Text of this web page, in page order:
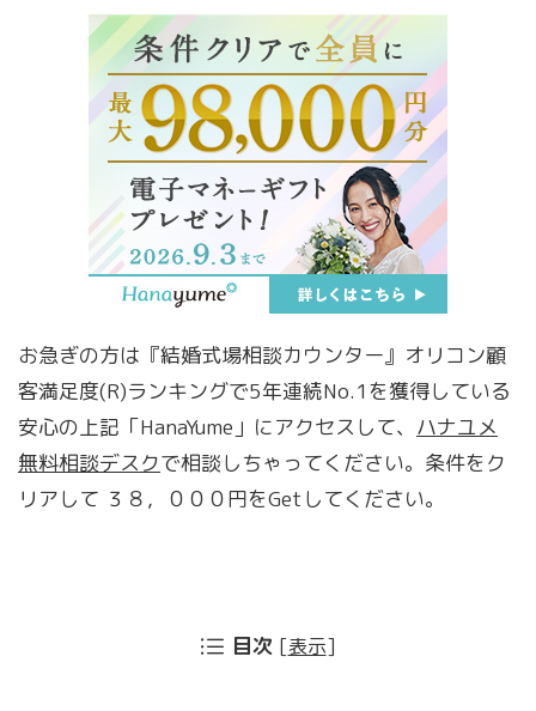
お急ぎの方は『結婚式場相談カウンター』オリコン顧
客満足度(R)ランキングで5年連続No.1を獲得している
安心の上記「HanaYume」にアクセスして、 ハナユメ
無料相談デスクで相談しちゃってください。条件をク
リアして ３８，０００円をGetしてください。
目次 [表示]